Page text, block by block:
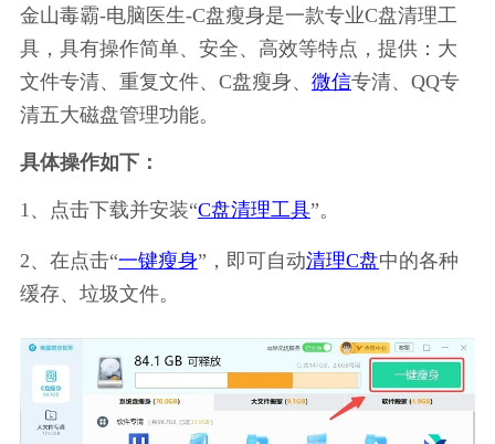
金山毒霸-电脑医生-C盘瘦身是一款专业C盘清理工
具，具有操作简单、安全、高效等特点，提供：大
文件专清、重复文件、C盘瘦身、 微信专清、QQ专
清五大磁盘管理功能。
具体操作如下：
1、点击下载并安装“C盘清理工具”。
2、在点击“一键瘦身”，即可自动清理C盘中的各种
缓存、垃圾文件。